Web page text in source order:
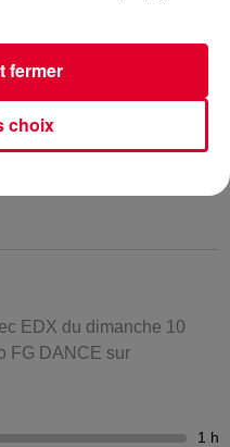
EDX du dimanche 10
FG DANCE sur
1 h
choix
fermer